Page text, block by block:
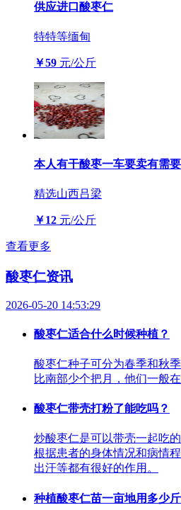
供应进口酸枣仁
特特等缅甸
￥59 元/公斤
本人有干酸枣一车要卖有需
精选山西吕梁
￥12 元/公斤
查看更多
酸枣仁资讯
2026-05-20 14:53:29
酸枣仁适合什么时候种植？
酸枣仁种子可分为春季和秋
比南部少个把月，他们一般
酸枣仁带壳打粉了能吃吗？
炒酸枣仁是可以带壳一起吃
根据患者的身体情况和病情
出汗等都有很好的作用。
种植酸枣仁苗一亩地用多少